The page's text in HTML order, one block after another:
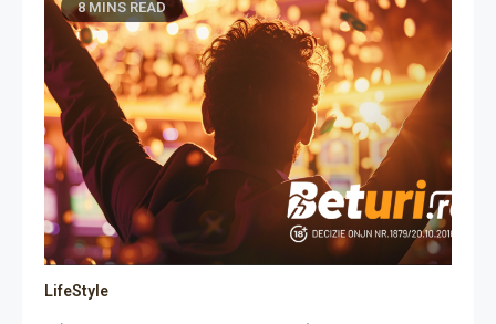
8 MINS READ
LifeStyle